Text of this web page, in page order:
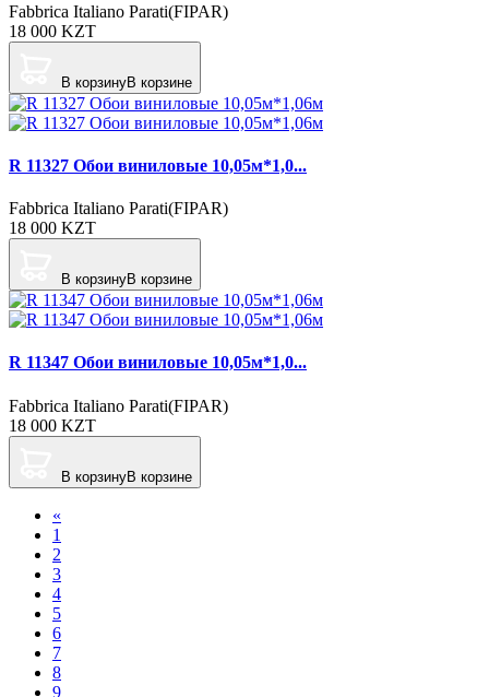
Fabbrica Italiano Parati(FIPAR)
18 000 KZT
В корзинуВ корзине
R 11327 Обои виниловые 10,05м*1,0...
Fabbrica Italiano Parati(FIPAR)
18 000 KZT
В корзинуВ корзине
R 11347 Обои виниловые 10,05м*1,0...
Fabbrica Italiano Parati(FIPAR)
18 000 KZT
В корзинуВ корзине
«
1
2
3
4
5
6
7
8
9